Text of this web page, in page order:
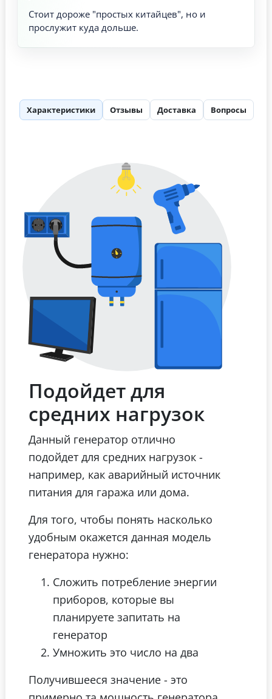
Стоит дороже "простых китайцев", но и
прослужит куда дольше.
Характеристики Отзывы Доставка Вопросы
Подойдет для
средних нагрузок
Данный генератор отлично
подойдет для средних нагрузок -
например, как аварийный источник
питания для гаража или дома.
Для того, чтобы понять насколько
удобным окажется данная модель
генератора нужно:
Сложить потребление энергии
приборов, которые вы
планируете запитать на
генератор
Умножить это число на два
Получившееся значение - это